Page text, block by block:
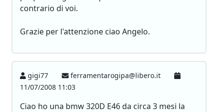
contrario di voi.
Grazie per l'attenzione ciao Angelo.
gigi77
ferramentarogipa@libero.it
11/07/2008 11:03
Ciao ho una bmw 320D E46 da circa 3 mesi la